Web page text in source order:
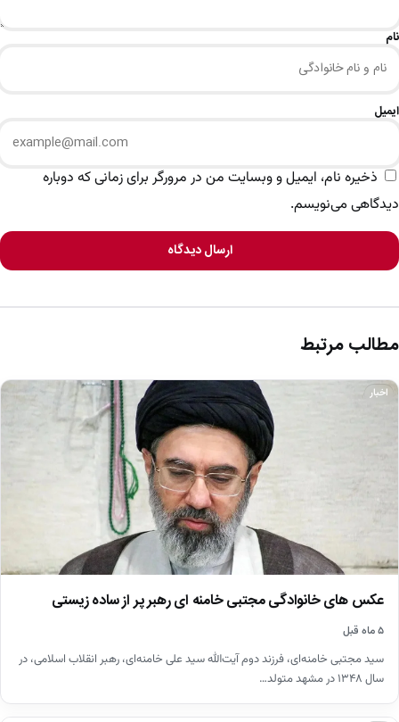
نام
ایمیل
ذخیره نام، ایمیل و وبسایت من در مرورگر برای زمانی که دوباره
دیدگاهی می‌نویسم.
ارسال دیدگاه
مطالب مرتبط
اخبار
عکس های خانوادگی مجتبی خامنه ای رهبر پر از ساده زیستی
۵ ماه قبل
سید مجتبی خامنه‌ای، فرزند دوم آیت‌الله سید علی خامنه‌ای، رهبر انقلاب اسلامی، در
سال ۱۳۴۸ در مشهد متولد…